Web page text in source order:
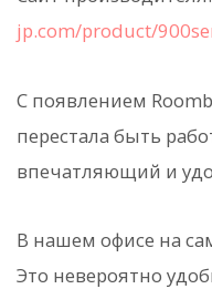
jp.com/product/
С появлением
перестала быть
впечатляющий и
В нашем офисе на
Это невероятно